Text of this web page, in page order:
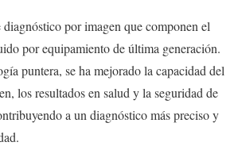
por imagen que componen el
por equipamiento de última generación.
puntera, se ha mejorado la capacidad del
los resultados en salud y la seguridad de
a un diagnóstico más preciso y